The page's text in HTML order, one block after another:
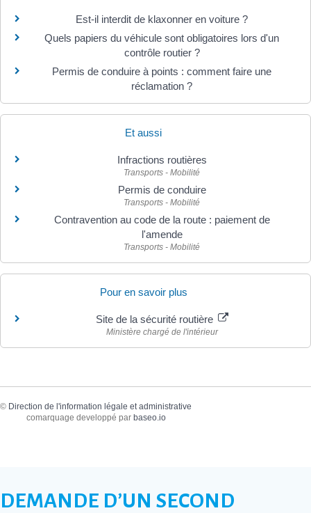
Est-il interdit de klaxonner en voiture ?
Quels papiers du véhicule sont obligatoires lors d'un
contrôle routier ?
Permis de conduire à points : comment faire une
réclamation ?
Et aussi
Infractions routières
Transports - Mobilité
Permis de conduire
Transports - Mobilité
Contravention au code de la route : paiement de
l'amende
Transports - Mobilité
Pour en savoir plus
Site de la sécurité routière
Ministère chargé de l'intérieur
© Direction de l'information légale et administrative
comarquage developpé par baseo.io
DEMANDE D’UN SECOND